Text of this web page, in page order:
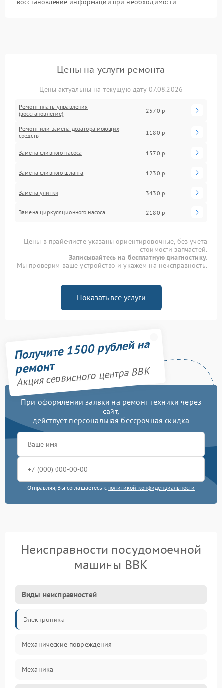
восстановление информации при необходимости
Цены на услуги ремонта
Цены актуальны на текущую дату 07.08.2026
Ремонт платы управления
(восстановление)
2570 р
Ремонт или замена дозатора моющих
средств
1180 р
Замена сливного насоса 1570 р
Замена сливного шланга 1230 р
Замена улитки 3430 р
Замена циркуляционного насоса 2180 р
Цены в прайс-листе указаны ориентировочные, без учета
стоимости запчастей.
Записывайтесь на бесплатную диагностику.
Мы проверим ваше устройство и укажем на неисправность.
Показать все услуги
Получите 1500 рублей на
ремонт
Акция сервисного центра BBK
При оформлении заявки на ремонт техники через
сайт,
действует персональная бессрочная скидка
Отправляя, Вы соглашаетесь с политикой конфиденциальности
Неисправности посудомоечной
машины BBK
Виды неисправностей
Электроника
Механические повреждения
Механика